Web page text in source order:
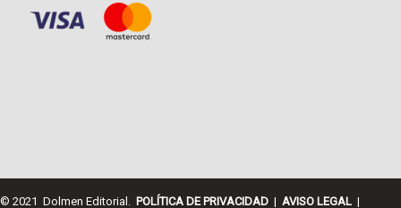
© 2021 Dolmen Editorial. POLÍTICA DE PRIVACIDAD | AVISO LEGAL |